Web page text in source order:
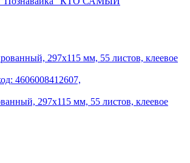
4606008412607,
297х115 мм, 55 листов, клеевое